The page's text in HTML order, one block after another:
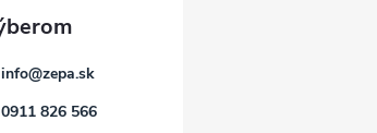
info@zepa.sk
0911 826 566